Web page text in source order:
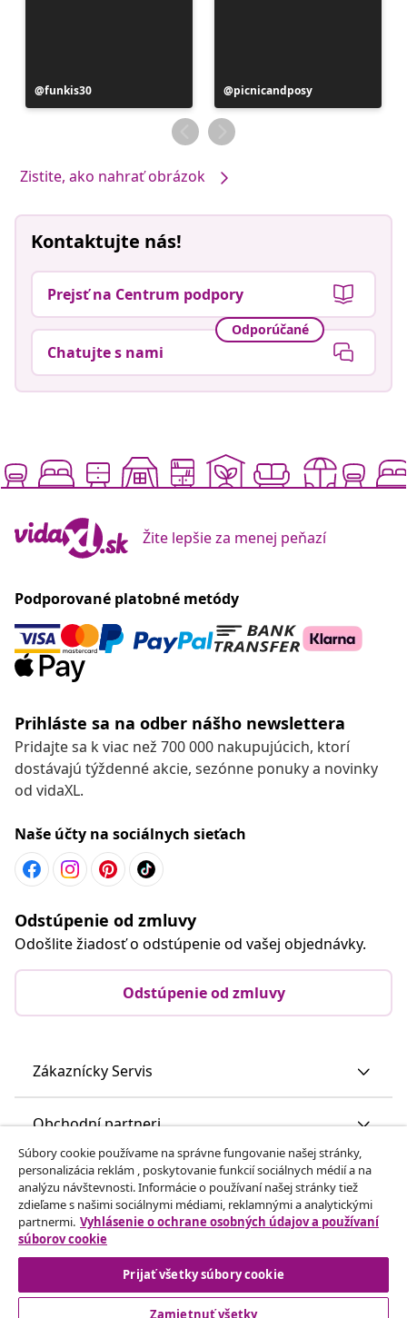
Príspevok
zverejnil
funkis30
Príspevok
zverejnil
picnicandposy
Zistite, ako nahrať obrázok
Kontaktujte nás!
Prejsť na Centrum podpory
Odporúčané
Chatujte s nami
Žite lepšie za menej peňazí
Podporované platobné metódy
Prihláste sa na odber nášho newslettera
Pridajte sa k viac než 700 000 nakupujúcich, ktorí
dostávajú týždenné akcie, sezónne ponuky a novinky
od vidaXL.
Naše účty na sociálnych sieťach
Odstúpenie od zmluvy
Odošlite žiadosť o odstúpenie od vašej objednávky.
Odstúpenie od zmluvy
Zákaznícky Servis
Obchodní partneri
vidaXL
Nájdite viac
Súbory cookie používame na správne fungovanie našej stránky,
personalizácia reklám , poskytovanie funkcií sociálnych médií a na
analýzu návštevnosti. Informácie o používaní našej stránky tiež
zdieľame s našimi sociálnymi médiami, reklamnými a analytickými
partnermi. Vyhlásenie o ochrane osobných údajov a používaní
súborov cookie
Prijať všetky súbory cookie
Zamietnuť všetky